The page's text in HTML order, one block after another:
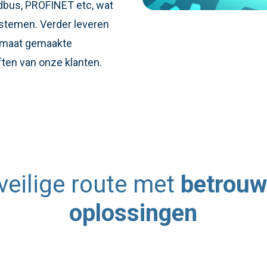
PROFINET etc, wat
Verder leveren
gemaakte
van onze klanten.
route met
oplossingen